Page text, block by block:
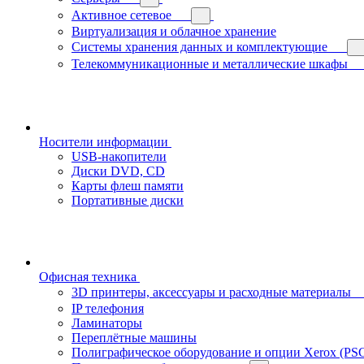
Активное сетевое
Виртуализация и облачное хранение
Системы хранения данных и комплектующие
Телекоммуникационные и металлические шкафы
Носители информации
USB-накопители
Диски DVD, CD
Карты флеш памяти
Портативные диски
Офисная техника
3D принтеры, аксессуары и расходные материалы
IP телефония
Ламинаторы
Переплётные машины
Полиграфическое оборудование и опции Xerox